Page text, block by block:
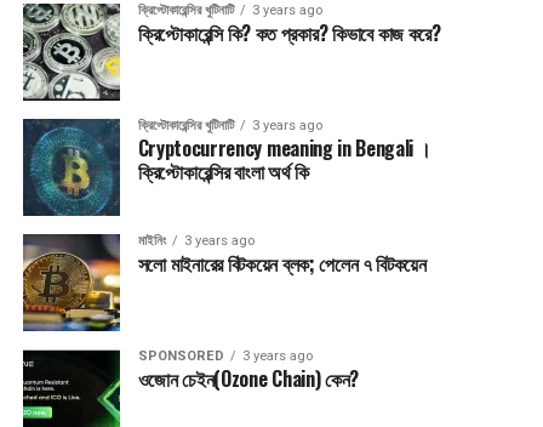
ক্রিপ্টোকারেন্সির খুটিনাটি 3 years ago
ক্রিপ্টোকারেন্সি কি? কত প্রকার? কিভাবে কাজ করে?
ক্রিপ্টোকারেন্সির খুটিনাটি 3 years ago
Cryptocurrency meaning in Bengali ।
ক্রিপ্টোকারেন্সির বাংলা অর্থ কি
মাইনিং 3 years ago
সলো মাইনারের বিটকয়েন ব্লক; পেলেন ৭ বিটকয়েন
SPONSORED 3 years ago
ওজোন চেইন(Ozone Chain) কেন?